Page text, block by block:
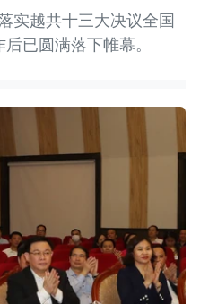
实越共十三大决议全国
已圆满落下帷幕。